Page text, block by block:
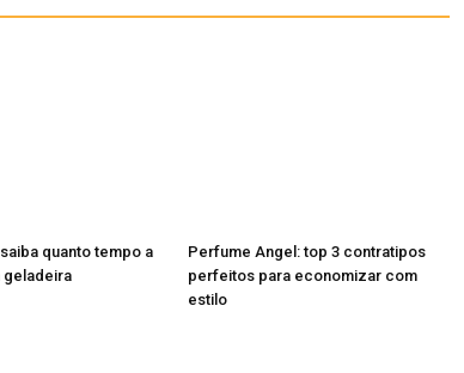
quanto tempo a
geladeira
Perfume Angel: top 3 contratipos
perfeitos para economizar com
estilo